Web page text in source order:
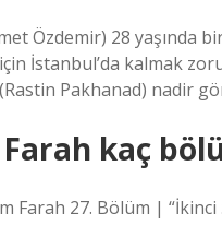
Özdemir) 28 yaşında
İstanbul’da kalmak
Pakhanad) nadir
Farah kaç
Farah 27. Bölüm | “İkinci